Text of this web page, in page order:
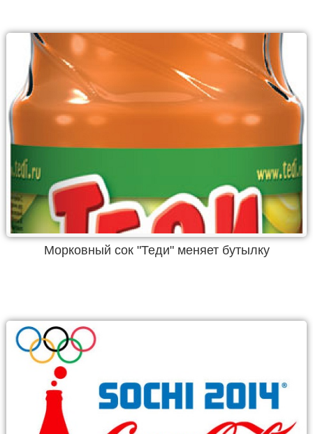
Морковный сок "Теди" меняет бутылку